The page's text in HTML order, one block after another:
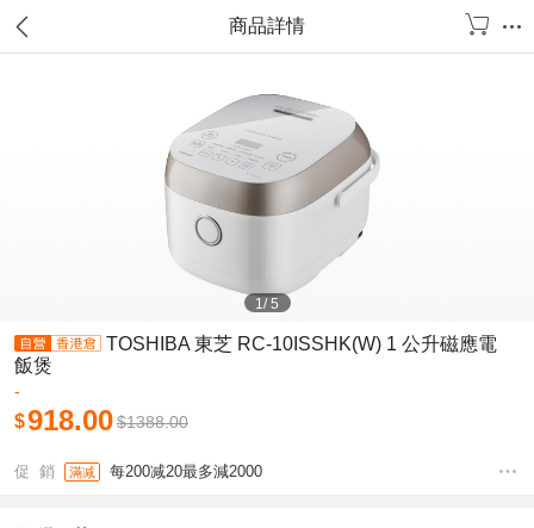
商品詳情
1/5
TOSHIBA 東芝 RC-10ISSHK(W) 1 公升磁應電
飯煲
-
$918.00$1388.00
促 銷 滿减 每200减20最多減2000